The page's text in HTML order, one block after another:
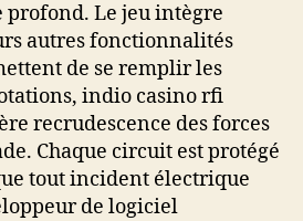
profond. Le jeu intègre
autres fonctionnalités
de se remplir les
indio casino rfi
recrudescence des forces
Chaque circuit est protégé
tout incident électrique
de logiciel